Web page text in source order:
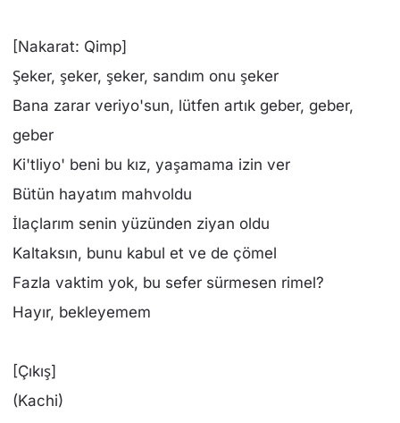
[Nakarat: Qimp]
Şeker, şeker, şeker, sandım onu şeker
Bana zarar veriyo'sun, lütfen artık geber, geber,
geber
Ki'tliyo' beni bu kız, yaşamama izin ver
Bütün hayatım mahvoldu
İlaçlarım senin yüzünden ziyan oldu
Kaltaksın, bunu kabul et ve de çömel
Fazla vaktim yok, bu sefer sürmesen rimel?
Hayır, bekleyemem
[Çıkış]
(Kachi)